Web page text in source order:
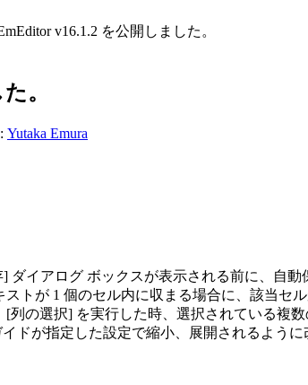
v16.1.2 を公開しました。
。
Yutaka Emura
イアログ ボックスが表示される前に、自動
トが 1 個のセル内に収まる場合に、該当セ
列の選択] を実行した時、選択されている複
ドが指定した設定で縮小、展開されるように